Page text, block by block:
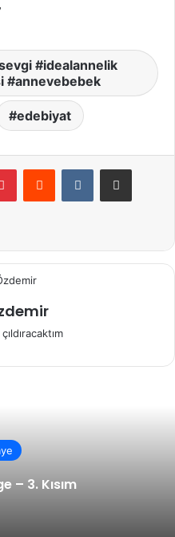
#idealannelik
#annevebebek
edebiyat
PinterestReddit VKontakteE-Posta ile paylaş
– 3. Kısım